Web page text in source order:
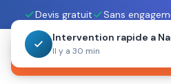
Devis gratuit Sans
Intervention rapide a
Il y a 30 min